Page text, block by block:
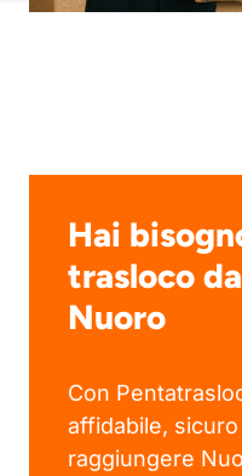
Hai
trasloco
Nuoro
Con
affidabile,
raggiungere